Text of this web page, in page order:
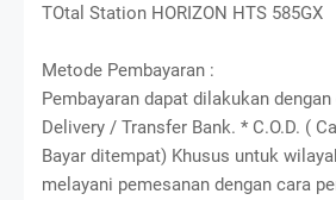
TOtal Station HORIZON HTS 585GX
Metode Pembayaran :
Pembayaran dapat dilakukan
Delivery / Transfer Bank. * C.O.D. (
Bayar ditempat) Khusus untuk
melayani pemesanan dengan cara